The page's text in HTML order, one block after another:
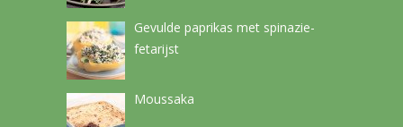
Gevulde paprikas met spinazie-
fetarijst
Moussaka